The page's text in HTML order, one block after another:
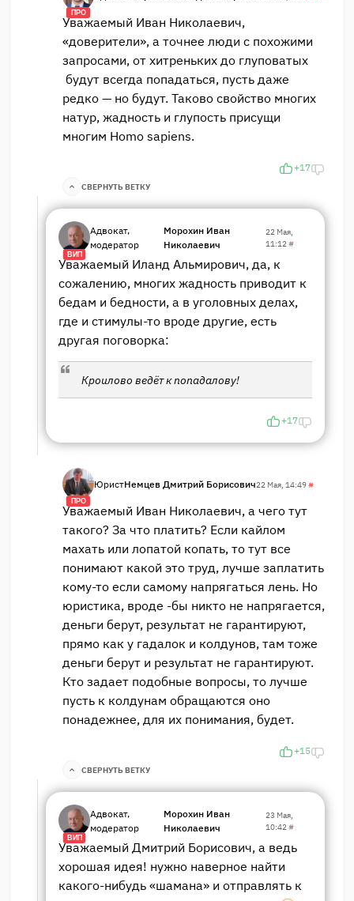
ПРО
Уважаемый Иван Николаевич,
«доверители», а точнее люди с похожими
запросами, от хитреньких до глуповатых
будут всегда попадаться, пусть даже
редко — но будут. Таково свойство многих
натур, жадность и глупость присущи
многим Homo sapiens.
+17
СВЕРНУТЬ ВЕТКУ
ВИП
Адвокат,
модератор
Морохин Иван
Николаевич
22 Мая,
11:12#
Уважаемый Иланд Альмирович, да, к
сожалению, многих жадность приводит к
бедам и бедности, а в уголовных делах,
где и стимулы-то вроде другие, есть
другая поговорка:
Кроилово ведёт к попадалову!
+17
ПРО
ЮристНемцев Дмитрий Борисович22 Мая, 14:49#
Уважаемый Иван Николаевич, а чего тут
такого? За что платить? Если кайлом
махать или лопатой копать, то тут все
понимают какой это труд, лучше заплатить
кому-то если самому напрягаться лень. Но
юристика, вроде -бы никто не напрягается,
деньги берут, результат не гарантируют,
прямо как у гадалок и колдунов, там тоже
деньги берут и результат не гарантируют.
Кто задает подобные вопросы, то лучше
пусть к колдунам обращаются оно
понадежнее, для их понимания, будет.
+15
СВЕРНУТЬ ВЕТКУ
ВИП
Адвокат,
модератор
Морохин Иван
Николаевич
23 Мая,
10:42#
Уважаемый Дмитрий Борисович, а ведь
хорошая идея! нужно наверное найти
какого-нибудь «шамана» и отправлять к